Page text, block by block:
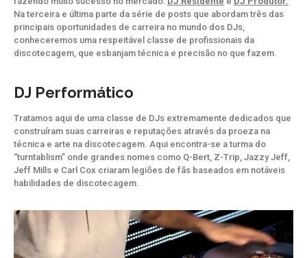
Na terceira e última parte da série de posts que abordam três das
principais oportunidades de carreira no mundo dos DJs,
conheceremos uma respeitável classe de profissionais da
discotecagem, que esbanjam técnica e precisão no que fazem.
DJ Performático
Tratamos aqui de uma classe de DJs extremamente dedicados que
construíram suas carreiras e reputações através da proeza na
técnica e arte na discotecagem. Aqui encontra-se a turma do
“turntablism” onde grandes nomes como Q-Bert, Z-Trip, Jazzy Jeff,
Jeff Mills e Carl Cox criaram legiões de fãs baseados em notáveis
habilidades de discotecagem.